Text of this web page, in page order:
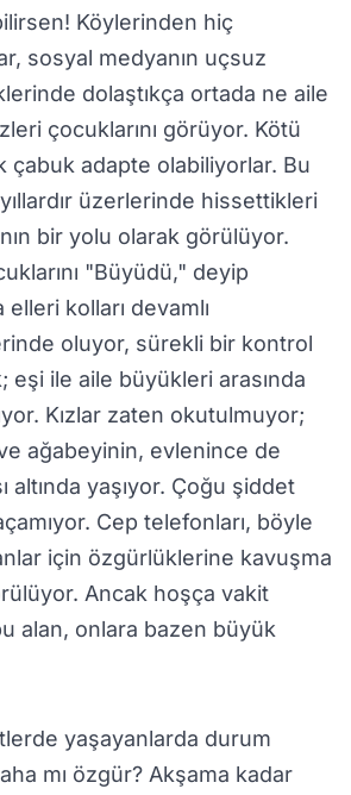
Köylerinden hiç
sosyal medyanın uçsuz
dolaştıkça ortada ne aile
çocuklarını görüyor. Kötü
çabuk adapte olabiliyorlar. Bu
üzerlerinde hissettikleri
bir yolu olarak görülüyor.
"Büyüdü," deyip
kolları devamlı
oluyor, sürekli bir kontrol
eşi ile aile büyükleri arasında
Kızlar zaten okutulmuyor;
ağabeyinin, evlenince de
altında yaşıyor. Çoğu şiddet
Cep telefonları, böyle
için özgürlüklerine kavuşma
Ancak hoşça vakit
alan, onlara bazen büyük
yaşayanlarda durum
mı özgür? Akşama kadar